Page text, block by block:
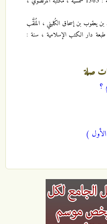
محمد بن يعقوب بن إسحاق الكُليني ، المُلَقَّب
سنة : 329 هجرية ، طبعة دار الكتب الإسلامية ، سنة :
صلة
؟
الأول )